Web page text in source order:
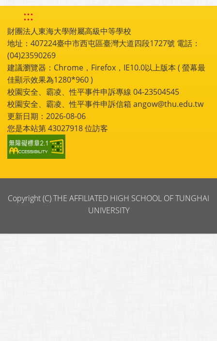
:::
財團法人東海大學附屬高級中等學校
地址：407224臺中市西屯區臺灣大道四段1727號 電話：
(04)23590269
建議瀏覽器：Chrome，Firefox，IE10.0以上版本 ( 螢幕最
佳顯示效果為1280*960 )
校園安全、霸凌、性平事件申訴專線 04-23504545
校園安全、霸凌、性平事件申訴信箱 angow@thu.edu.tw
更新日期：2026-08-06
您是本站第43027918位訪客
Copyright (C) THE AFFILIATED HIGH SCHOOL OF TUNGHAI
UNIVERSITY